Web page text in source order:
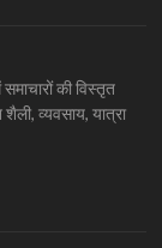
की विस्तृत
व्यवसाय, यात्रा